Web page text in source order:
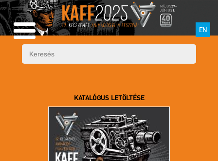
EN
KATALÓGUS LETÖLTÉSE